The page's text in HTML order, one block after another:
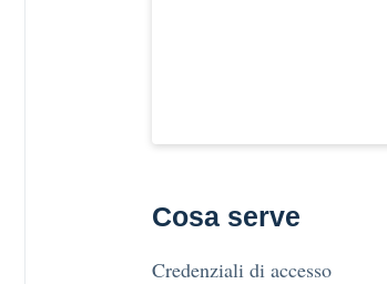
Cosa serve
Credenziali di accesso